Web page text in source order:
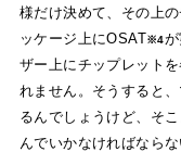
様だけ決めて、その上
ッケージ上にOSAT※4
ザー上にチップレット
れません。そうすると
るんでしょうけど、そ
んでいかなければならな